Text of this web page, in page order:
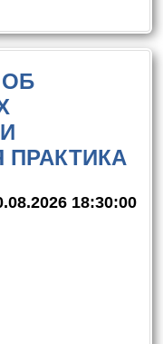
ПРАКТИКА
18:30:00